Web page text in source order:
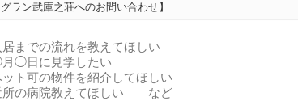
グラン武庫之荘へのお問い合わせ】